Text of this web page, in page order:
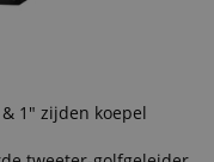
1" zijden koepel